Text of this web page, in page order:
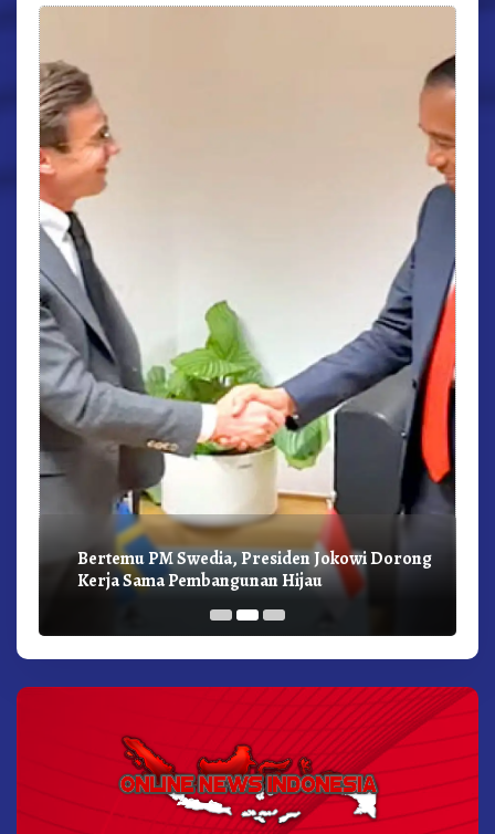
Bertemu PM Swedia, Presiden Jokowi Dorong
Kerja Sama Pembangunan Hijau